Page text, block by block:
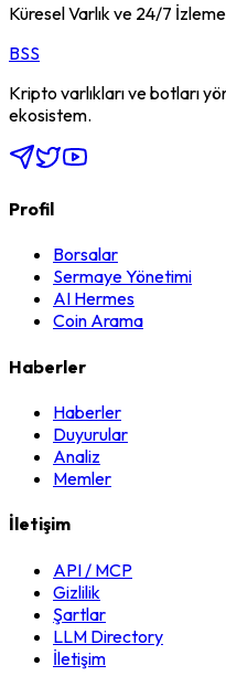
Küresel Varlık ve 24/7 İzleme
BSS
Kripto varlıkları ve botları
ekosistem.
Profil
Borsalar
Sermaye Yönetimi
AI Hermes
Coin Arama
Haberler
Haberler
Duyurular
Analiz
Memler
İletişim
API / MCP
Gizlilik
Şartlar
LLM Directory
İletişim